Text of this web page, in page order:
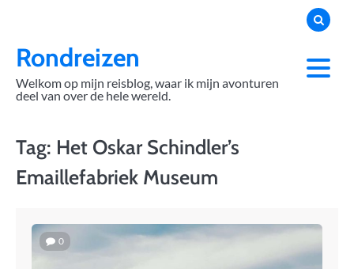
contentRondreizen
Welkom op mijn reisblog, waar ik mijn avonturen
deel van over de hele wereld.
Tag: Het Oskar Schindler’s
Emaillefabriek Museum
0